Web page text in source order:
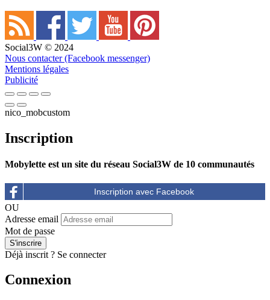
Social3W © 2024
Nous contacter (Facebook messenger)
Mentions légales
Publicité
nico_mobcustom
Inscription
Mobylette est un site du réseau Social3W de 10 communautés
OU
Adresse email
Mot de passe
Déjà inscrit ? Se connecter
Connexion